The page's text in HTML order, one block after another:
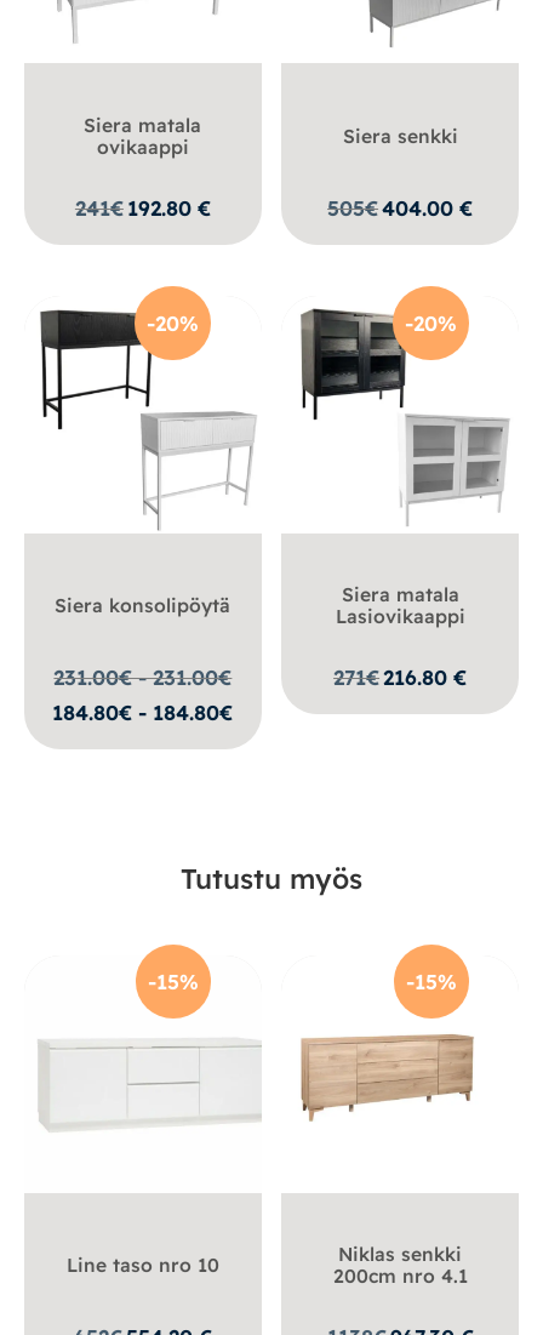
Siera matala
ovikaappi
241€192.80 €
Siera senkki
505€404.00€
-20%
Siera konsolipöytä
231.00€ - 231.00€
184.80€ - 184.80€
-20%
Siera matala
Lasiovikaappi
271€216.80€
Tutustu myös
-15%
Line taso nro 10
-15%
Niklas senkki
200cm nro 4.1